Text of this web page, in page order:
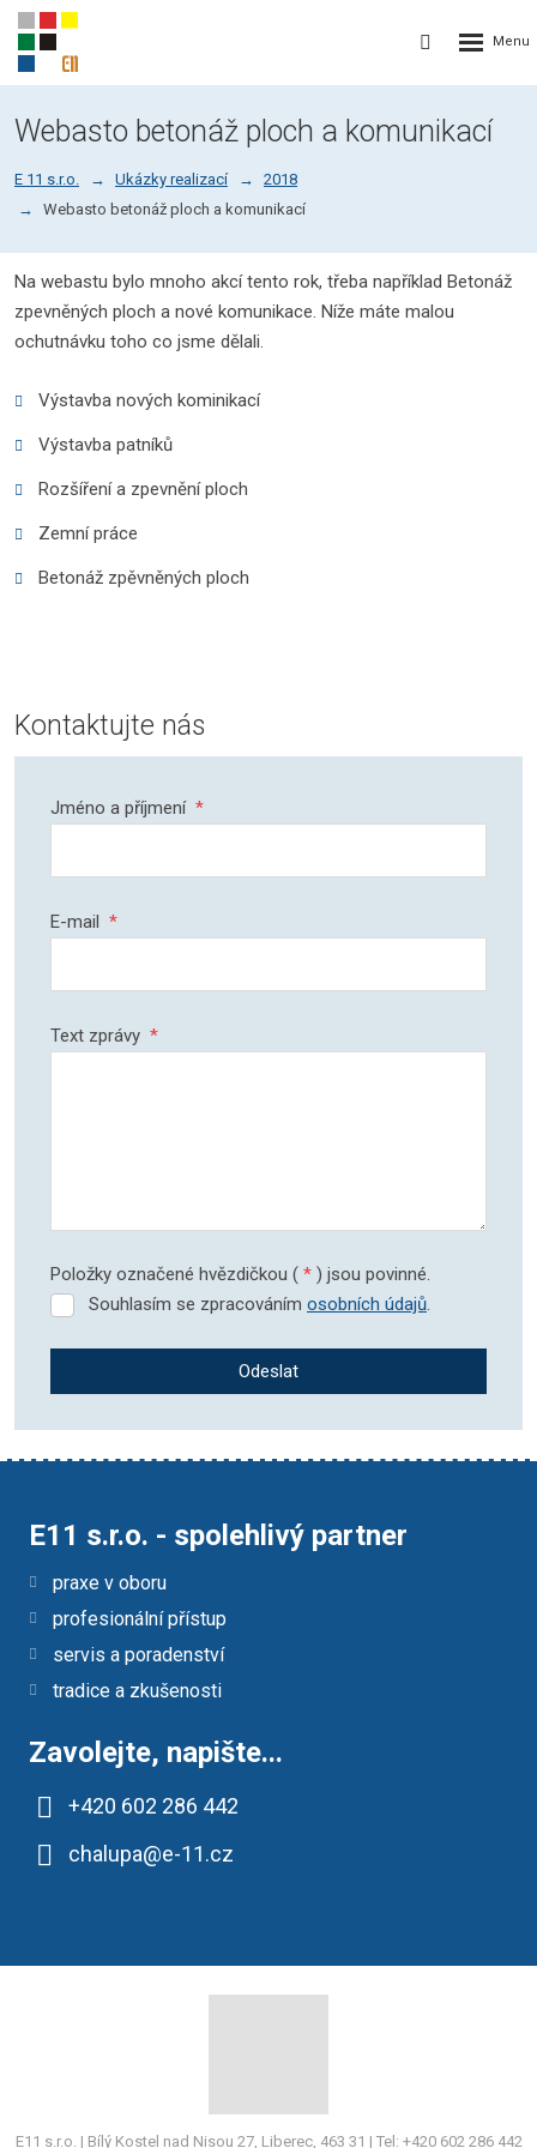
Vyhledávání
Rozbalení
Webasto betonáž ploch a komunikací
E 11 s.r.o. Ukázky realizací
2018
Webasto betonáž ploch a komunikací
Na webastu bylo mnoho akcí tento rok, třeba například Betonáž
zpevněných ploch a nové komunikace. Níže máte malou
ochutnávku toho co jsme dělali.
Výstavba nových kominikací
Výstavba patníků
Rozšíření a zpevnění ploch
Zemní práce
Betonáž zpěvněných ploch
Kontaktujte nás
Jméno a příjmení *
E-mail *
Text zprávy *
Položky označené hvězdičkou ( * ) jsou povinné.
Souhlasím
zpracováním
Souhlasím se zpracováním osobních údajů.
Odeslat
odeslat.
E11 s.r.o. - spolehlivý partner
praxe v oboru
profesionální přístup
servis a poradenství
tradice a zkušenosti
Zavolejte, napište...
+420 602 286 442
chalupa@e-11.cz
E11 s.r.o. | Bílý Kostel nad Nisou 27, Liberec, 463 31 | Tel: +420 602 286 442